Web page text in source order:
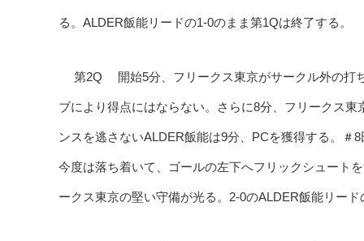
る。ALDER飯能リードの1-0のまま第1Qは終了する。
第2Q 開始5分、フリークス東京がサークル外の打
ブにより得点にはならない。さらに8分、フリークス
ンスを逃さないALDER飯能は9分、PCを獲得する。
今度は落ち着いて、ゴールの左下へフリックシュート
ークス東京の堅い守備が光る。2-0のALDER飯能リー